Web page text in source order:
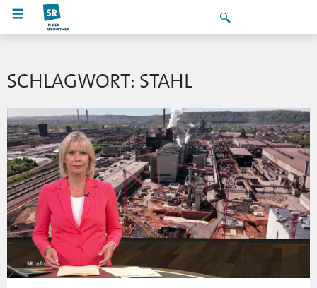
SCHLAGWORT: STAHL